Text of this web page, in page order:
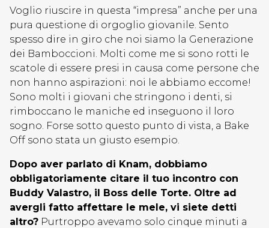
Voglio riuscire in questa “impresa” anche per una
pura questione di orgoglio giovanile. Sento
spesso dire in giro che noi siamo la Generazione
dei Bamboccioni. Molti come me si sono rotti le
scatole di essere presi in causa come persone che
non hanno aspirazioni: noi le abbiamo eccome!
Sono molti i giovani che stringono i denti, si
rimboccano le maniche ed inseguono il loro
sogno. Forse sotto questo punto di vista, a Bake
Off sono stata un giusto esempio.
Dopo aver parlato di Knam, dobbiamo
obbligatoriamente citare il tuo incontro con
Buddy Valastro, il Boss delle Torte. Oltre ad
avergli fatto affettare le mele, vi siete detti
altro? Purtroppo avevamo solo cinque minuti a